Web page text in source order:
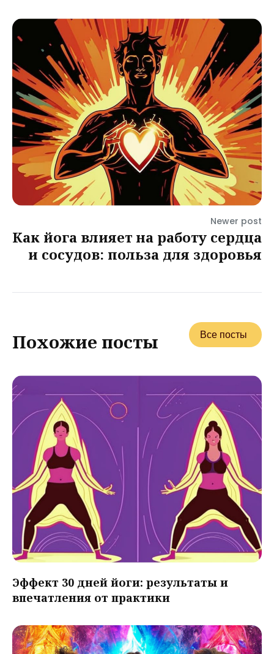
Newer post
Как йога влияет на работу сердца
и сосудов: польза для здоровья
Похожие посты Все посты
Эффект 30 дней йоги: результаты и
впечатления от практики